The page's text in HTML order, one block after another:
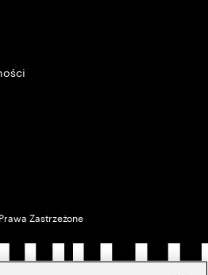
Zastrzeżone